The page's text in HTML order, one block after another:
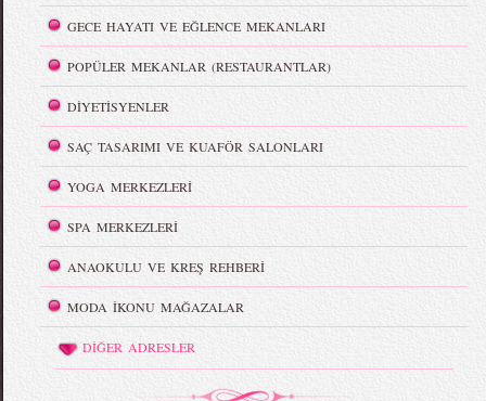
GECE HAYATI VE EĞLENCE MEKANLARI
POPÜLER MEKANLAR (RESTAURANTLAR)
DİYETİSYENLER
SAÇ TASARIMI VE KUAFÖR SALONLARI
YOGA MERKEZLERİ
SPA MERKEZLERİ
ANAOKULU VE KREŞ REHBERİ
MODA İKONU MAĞAZALAR
DİĞER ADRESLER